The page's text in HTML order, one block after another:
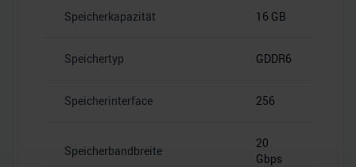
Speicherkapazität 16 GB
Speichertyp GDDR6
Speicherinterface 256
Speicherbandbreite
20
Gbps